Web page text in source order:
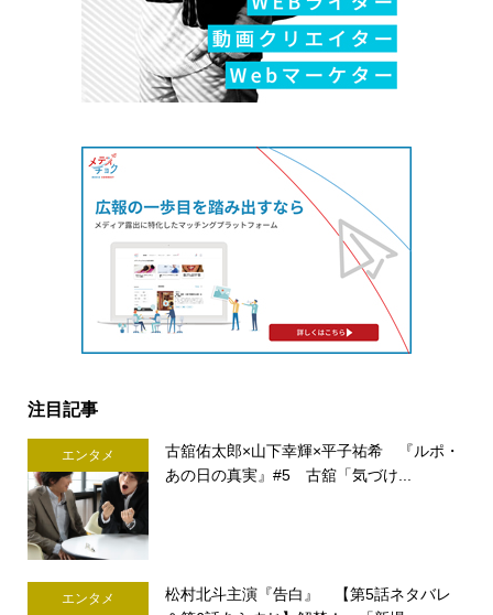
注目記事
エンタメ
古舘佑太郎×山下幸輝×平子祐希 『ルポ・
あの日の真実』#5 古舘「気づけ...
エンタメ
松村北斗主演『告白』 【第5話ネタバレ